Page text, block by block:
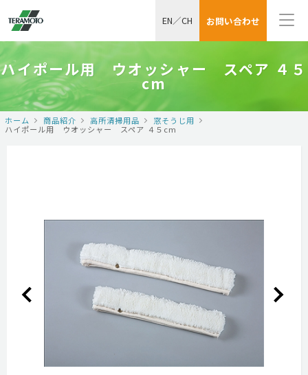
お問い合わせ
EN／CH
ハイポール用 ウオッシャー スペア ４５
cm
ホーム 商品紹介 高所清掃用品
窓そうじ用
ハイポール用 ウオッシャー スペア ４５cm